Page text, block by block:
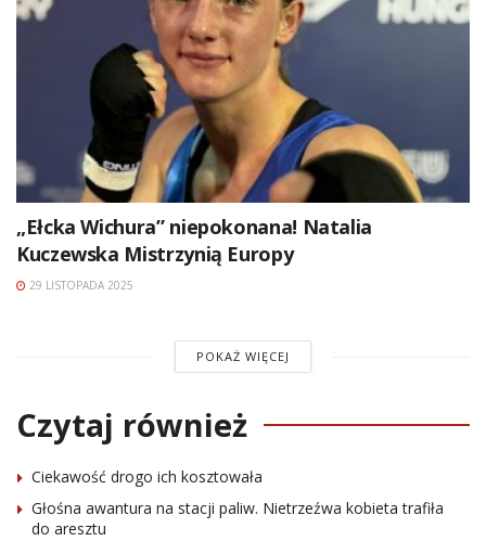
„Ełcka Wichura” niepokonana! Natalia
Kuczewska Mistrzynią Europy
29 LISTOPADA 2025
POKAŻ WIĘCEJ
Czytaj również
Ciekawość drogo ich kosztowała
Głośna awantura na stacji paliw. Nietrzeźwa kobieta trafiła
do aresztu